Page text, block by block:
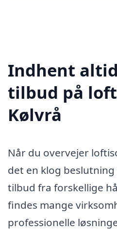
Indhent
tilbud på
Kølvrå
Når du overvejer
det en klog
tilbud fra forskellige
findes mange
professionelle